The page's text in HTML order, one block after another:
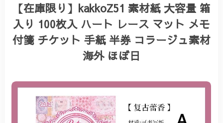
【在庫限り】kakkoZ51 素材紙 大容量 箱
入り 100枚入 ハート レース マット メモ
付箋 チケット 手紙 半券 コラージュ素材
海外 ほぼ日